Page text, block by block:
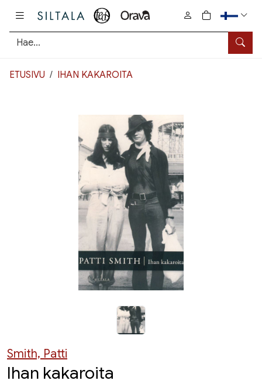
Hae
0
tuotetta
ETUSIVU IHAN KAKAROITA
Smith, Patti
Ihan kakaroita